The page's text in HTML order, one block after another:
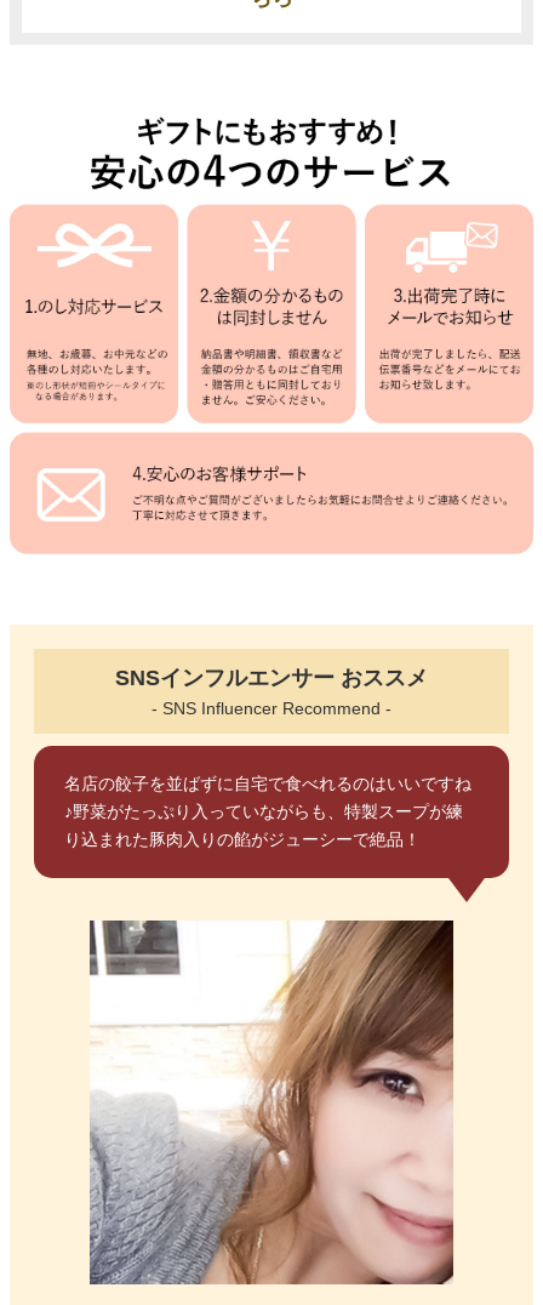
SNSインフルエンサー おススメ
- SNS Influencer Recommend -
名店の餃子を並ばずに自宅で食べれるのはいいですね
♪野菜がたっぷり入っていながらも、特製スープが練
り込まれた豚肉入りの餡がジューシーで絶品！